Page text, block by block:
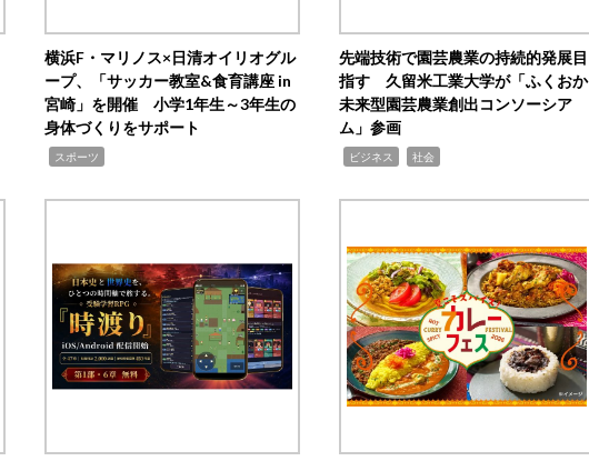
横浜F・マリノス×日清オイリオグル
ープ、「サッカー教室&食育講座 in
宮崎」を開催 小学1年生～3年生の
身体づくりをサポート
スポーツ
先端技術で園芸農業の持続的発展目
指す 久留米工業大学が「ふくおか
未来型園芸農業創出コンソーシア
ム」参画
ビジネス 社会